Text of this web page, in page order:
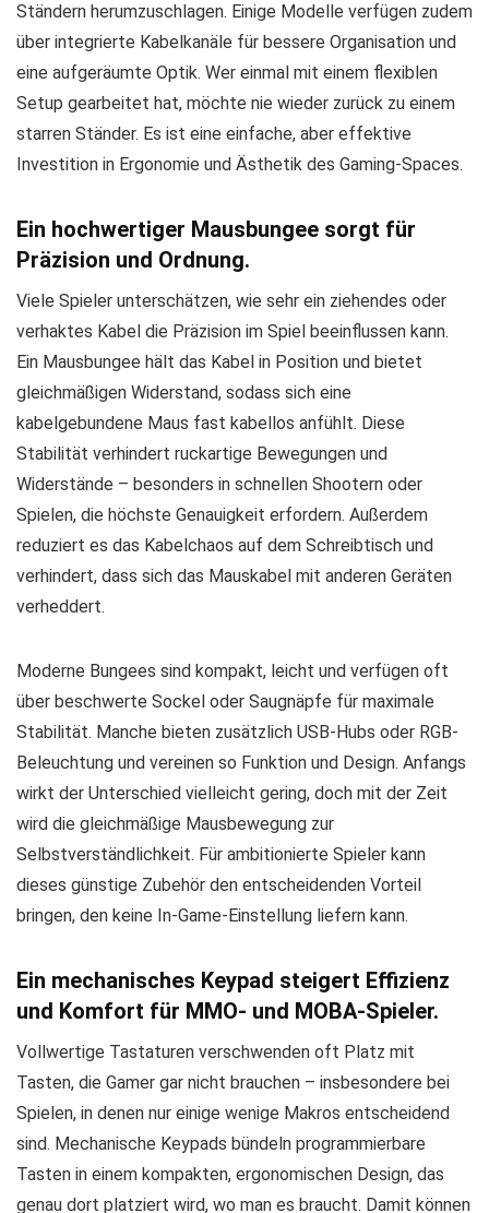
Ständern herumzuschlagen. Einige Modelle verfügen zudem
über integrierte Kabelkanäle für bessere Organisation und
eine aufgeräumte Optik. Wer einmal mit einem flexiblen
Setup gearbeitet hat, möchte nie wieder zurück zu einem
starren Ständer. Es ist eine einfache, aber effektive
Investition in Ergonomie und Ästhetik des Gaming-Spaces.
Ein hochwertiger Mausbungee sorgt für
Präzision und Ordnung.
Viele Spieler unterschätzen, wie sehr ein ziehendes oder
verhaktes Kabel die Präzision im Spiel beeinflussen kann.
Ein Mausbungee hält das Kabel in Position und bietet
gleichmäßigen Widerstand, sodass sich eine
kabelgebundene Maus fast kabellos anfühlt. Diese
Stabilität verhindert ruckartige Bewegungen und
Widerstände – besonders in schnellen Shootern oder
Spielen, die höchste Genauigkeit erfordern. Außerdem
reduziert es das Kabelchaos auf dem Schreibtisch und
verhindert, dass sich das Mauskabel mit anderen Geräten
verheddert.
Moderne Bungees sind kompakt, leicht und verfügen oft
über beschwerte Sockel oder Saugnäpfe für maximale
Stabilität. Manche bieten zusätzlich USB-Hubs oder RGB-
Beleuchtung und vereinen so Funktion und Design. Anfangs
wirkt der Unterschied vielleicht gering, doch mit der Zeit
wird die gleichmäßige Mausbewegung zur
Selbstverständlichkeit. Für ambitionierte Spieler kann
dieses günstige Zubehör den entscheidenden Vorteil
bringen, den keine In-Game-Einstellung liefern kann.
Ein mechanisches Keypad steigert Effizienz
und Komfort für MMO- und MOBA-Spieler.
Vollwertige Tastaturen verschwenden oft Platz mit
Tasten, die Gamer gar nicht brauchen – insbesondere bei
Spielen, in denen nur einige wenige Makros entscheidend
sind. Mechanische Keypads bündeln programmierbare
Tasten in einem kompakten, ergonomischen Design, das
genau dort platziert wird, wo man es braucht. Damit können